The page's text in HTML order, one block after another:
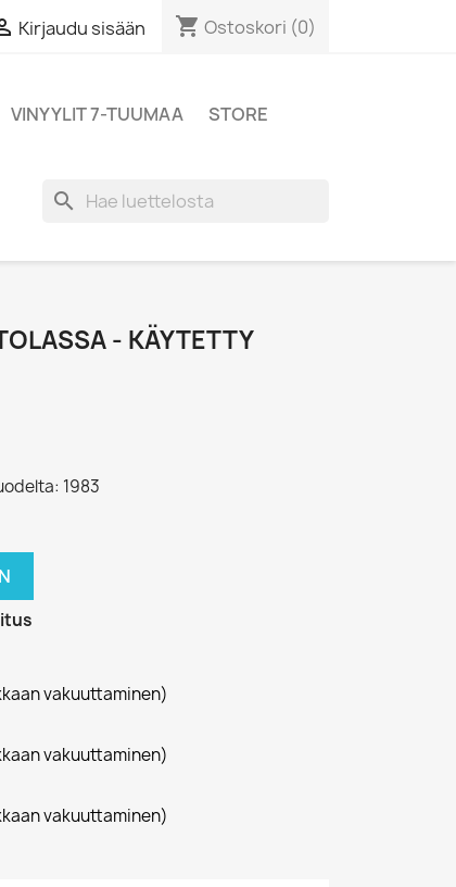
Kirjaudu sisään shopping_cart Ostoskori (0)
VINYYLIT 7-TUUMAA
STORE
search
- KÄYTETTY
1983
vakuuttaminen)
vakuuttaminen)
vakuuttaminen)